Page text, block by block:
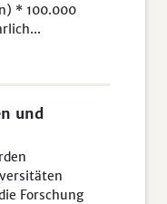
* 100.000
und
Forschung